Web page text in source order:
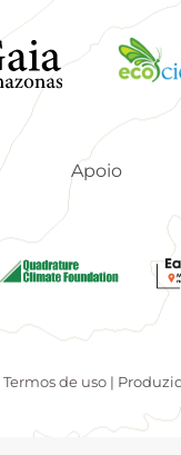
Apoio
Termos de uso|